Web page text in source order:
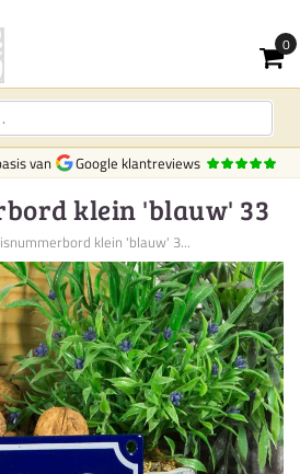
van Google klantreviews
klein 'blauw' 33
klein 'blauw' 3...